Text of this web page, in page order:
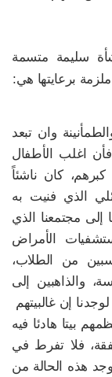
سليمة متسمة
برعايتها هي:
وان تبعد
اغلب الأطفال
كان ناشئاً
الذي فنيت به
مجتمعنا الذي
الأمراض
من الطلاب،
والذاهبين إلى
إن غالبيتهم
بيتا هادئا فيه
فلا تفرط في
هذه الحالة من